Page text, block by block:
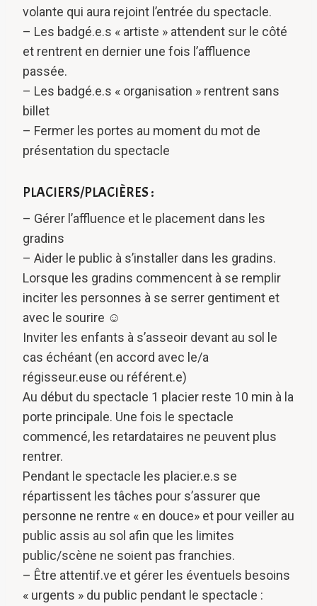
volante qui aura rejoint l’entrée du spectacle.
– Les badgé.e.s « artiste » attendent sur le côté
et rentrent en dernier une fois l’affluence
passée.
– Les badgé.e.s « organisation » rentrent sans
billet
– Fermer les portes au moment du mot de
présentation du spectacle
PLACIERS/PLACIÈRES :
– Gérer l’affluence et le placement dans les
gradins
– Aider le public à s’installer dans les gradins.
Lorsque les gradins commencent à se remplir
inciter les personnes à se serrer gentiment et
avec le sourire ☺
Inviter les enfants à s’asseoir devant au sol le
cas échéant (en accord avec le/a
régisseur.euse ou référent.e)
Au début du spectacle 1 placier reste 10 min à la
porte principale. Une fois le spectacle
commencé, les retardataires ne peuvent plus
rentrer.
Pendant le spectacle les placier.e.s se
répartissent les tâches pour s’assurer que
personne ne rentre « en douce» et pour veiller au
public assis au sol afin que les limites
public/scène ne soient pas franchies.
– Être attentif.ve et gérer les éventuels besoins
« urgents » du public pendant le spectacle :